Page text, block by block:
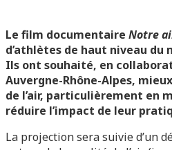
Le film documentaire Notre
d’athlètes de haut niveau du
Ils ont souhaité, en
Auvergne-Rhône-Alpes,
de l’air, particulièrement en
réduire l’impact de leur
La projection sera suivie d’un